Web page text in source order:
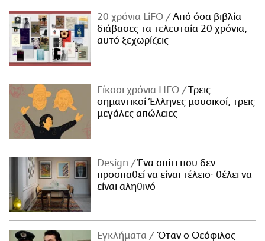
20 χρόνια LiFO
Από όσα βιβλία
διάβασες τα τελευταία 20 χρόνια,
αυτό ξεχωρίζεις
Είκοσι χρόνια LIFO
Tρεις
σημαντικοί Έλληνες μουσικοί, τρεις
μεγάλες απώλειες
Design
Ένα σπίτι που δεν
προσπαθεί να είναι τέλειο· θέλει να
είναι αληθινό
Εγκλήματα Όταν ο Θεόφιλος